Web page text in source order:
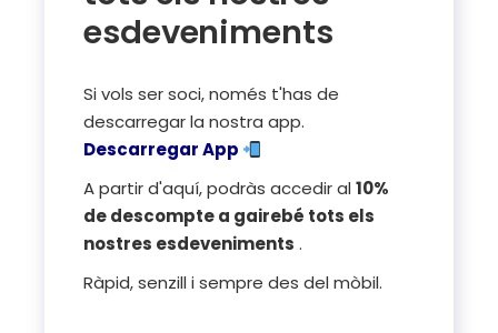
esdeveniments
Si vols ser soci, només t'has de
descarregar la nostra app.
Descarregar App
A partir d'aquí, podràs accedir al10%
de descompte a gairebé tots els
nostres esdeveniments .
Ràpid, senzill i sempre des del mòbil.